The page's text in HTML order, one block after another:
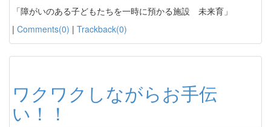
「障がいのある子どもたちを一時に預かる施設 未来育」
| Comments(0) | Trackback(0)
ワクワクしながらお手伝
い！！